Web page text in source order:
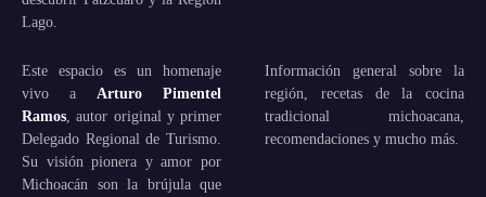
Lago.
Este espacio es un homenaje
vivo a Arturo Pimentel
Ramos , autor original y primer
Delegado Regional de Turismo.
Su visión pionera y amor por
Michoacán son la brújula que
Información general sobre la
región, recetas de la cocina
tradicional michoacana,
recomendaciones y mucho más.